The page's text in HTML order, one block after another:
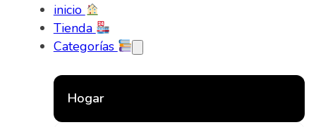
inicio
Tienda
Categorías
Hogar